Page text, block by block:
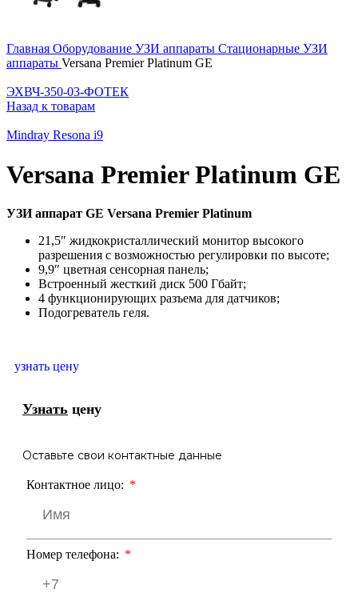
Главная Оборудование УЗИ аппараты Стационарные УЗИ
аппараты Versana Premier Platinum GE
ЭХВЧ-350-03-ФОТЕК
Назад к товарам
Mindray Resona i9
Versana Premier Platinum GE
УЗИ аппарат GE Versana Premier Platinum
21,5″ жидкокристаллический монитор высокого
разрешения с возможностью регулировки по высоте;
9,9″ цветная сенсорная панель;
Встроенный жесткий диск 500 Гбайт;
4 функционирующих разъема для датчиков;
Подогреватель геля.
узнать цену
Контактное лицо:
Номер телефона:
Оставьте свои контактные данные
Узнать цену